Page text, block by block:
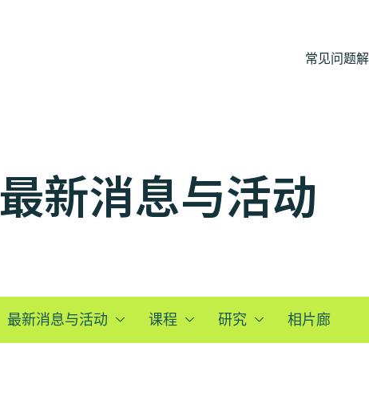
常见问题
最新消息与活动
最新消息与活动 课程 研究 相片廊